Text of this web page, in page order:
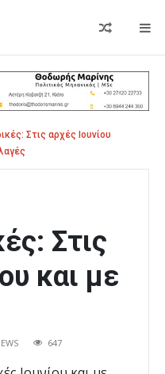
Στις αρχές Ιουνίου
Στις
και με
647